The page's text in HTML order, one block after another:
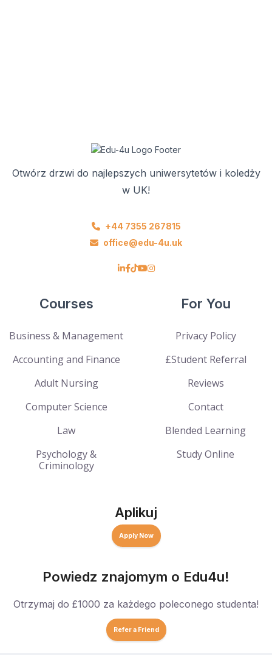
Otwórz drzwi do najlepszych uniwersytetów i koledży
w UK!
+44 7355 267815
office@edu-4u.uk
Courses
Business & Management
Accounting and Finance
Adult Nursing
Computer Science
Law
Psychology &
Criminology
For You
Privacy Policy
£Student Referral
Reviews
Contact
Blended Learning
Study Online
Aplikuj
Apply Now
Powiedz znajomym o Edu4u!
Otrzymaj do £1000 za każdego poleconego studenta!
Refer a Friend